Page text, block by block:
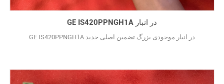
GE IS420PPNGH1A در انبار
GE IS420PPNGH1A در انبار موجودی بزرگ تضمین اصلی جدید